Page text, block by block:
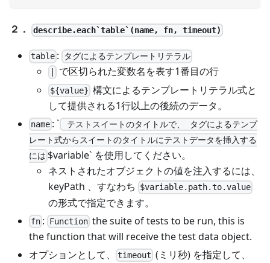
２． describe.each`table`(name, fn, timeout)
table : タグによるテンプレートリテラル
で区切られた変数名を表す1番目の行
${value} 構文によるテンプレートリテラル式と
して提供される1行以上の後続のデータ。
name : `
テストスイートのタイトルで、 タグによるテンプ
レート式からスイートのタイトルにテストデータを挿入する
には $variable` を使用してください。
ネストされたオブジェクトの値を注入するには、
keyPath 、すなわち
$variable.path.to.value
の形式で指定できます。
fn : Functionthe suite of tests to be run, this is
the function that will receive the test data object.
オプションとして、
timeout (ミリ秒) を指定して、